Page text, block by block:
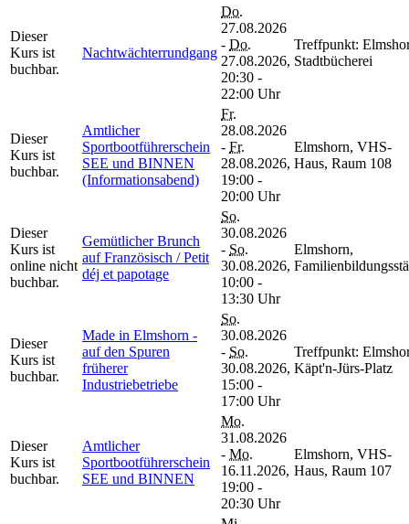
Dieser
Kurs ist
buchbar.
Nachtwächterrundgang
Do.
27.08.2026
- Do.
27.08.2026,
20:30 -
22:00 Uhr
Treffpunkt:
Stadtbücherei
Dieser
Kurs ist
buchbar.
Amtlicher
Sportbootführerschein
SEE und BINNEN
(Informationsabend)
Fr.
28.08.2026
- Fr.
28.08.2026,
19:00 -
20:00 Uhr
Elmshorn, VHS-
Haus, Raum 108
Dieser
Kurs ist
online nicht
buchbar.
Gemütlicher Brunch
auf Französisch / Petit
déj et papotage
So.
30.08.2026
- So.
30.08.2026,
10:00 -
13:30 Uhr
Elmshorn,
Dieser
Kurs ist
buchbar.
Made in Elmshorn -
auf den Spuren
früherer
Industriebetriebe
So.
30.08.2026
- So.
30.08.2026,
15:00 -
17:00 Uhr
Treffpunkt:
Käpt'n-Jürs-Platz
Dieser
Kurs ist
buchbar.
Amtlicher
Sportbootführerschein
SEE und BINNEN
Mo.
31.08.2026
- Mo.
16.11.2026,
19:00 -
20:30 Uhr
Elmshorn, VHS-
Haus, Raum 107